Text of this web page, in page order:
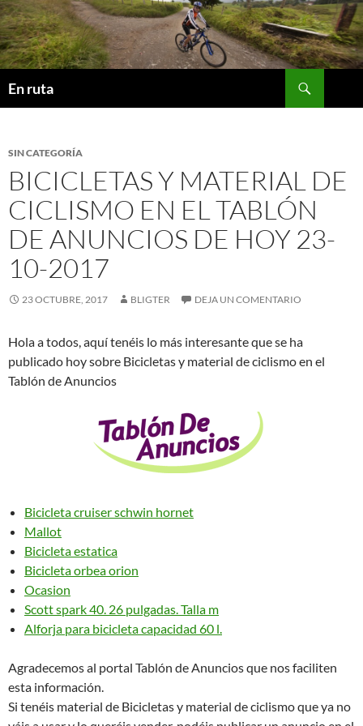
Saltar
al
contenido
En ruta
SIN CATEGORÍA
BICICLETAS Y MATERIAL DE
CICLISMO EN EL TABLÓN
DE ANUNCIOS DE HOY 23-
10-2017
23 OCTUBRE, 2017 BLIGTER DEJA UN COMENTARIO
Hola a todos, aquí tenéis lo más interesante que se ha
publicado hoy sobre Bicicletas y material de ciclismo en el
Tablón de Anuncios
Bicicleta cruiser schwin hornet
Mallot
Bicicleta estatica
Bicicleta orbea orion
Ocasion
Scott spark 40. 26 pulgadas. Talla m
Alforja para bicicleta capacidad 60 l.
Agradecemos al portal Tablón de Anuncios que nos faciliten
esta información.
Si tenéis material de Bicicletas y material de ciclismo que ya no